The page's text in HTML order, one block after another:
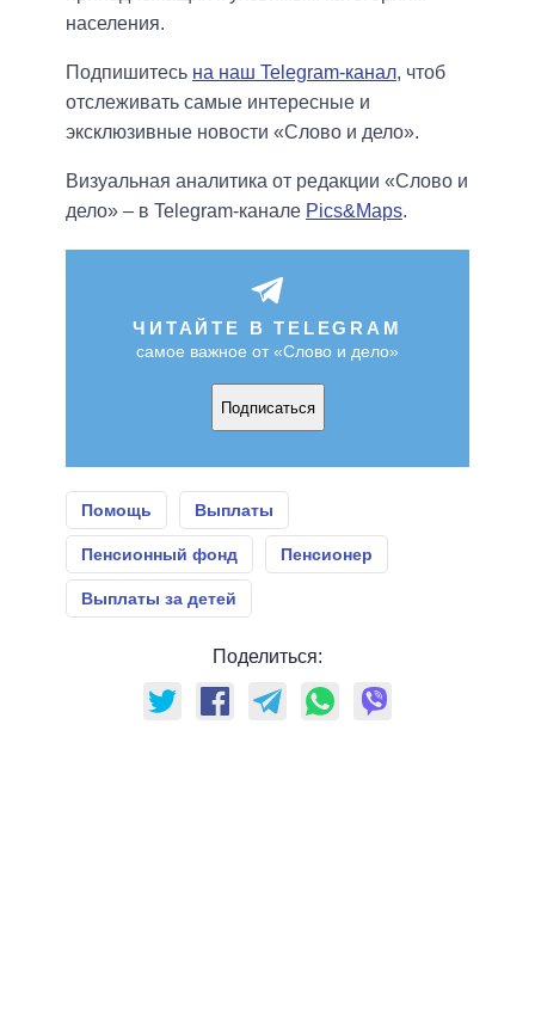
населения.
Подпишитесь на наш Telegram-канал, чтоб
отслеживать самые интересные и
эксклюзивные новости «Слово и дело».
Визуальная аналитика от редакции «Слово и
дело» – в Telegram-канале Pics&Maps.
ЧИТАЙТЕ В TELEGRAM
самое важное от «Слово и дело»
Подписаться
Помощь Выплаты
Пенсионный фонд Пенсионер
Выплаты за детей
Поделиться: